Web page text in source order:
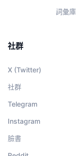
詞彙庫
社群
X (Twitter)
社群
Telegram
Instagram
臉書